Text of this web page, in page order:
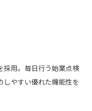
採用。毎日行う始業点検
しやすい優れた機能性を